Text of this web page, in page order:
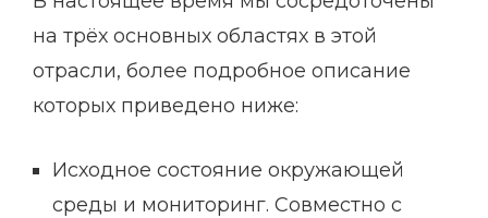
на трёх основных областях в этой
отрасли, более подробное описание
которых приведено ниже:
Исходное состояние окружающей
среды и мониторинг. Совместно с